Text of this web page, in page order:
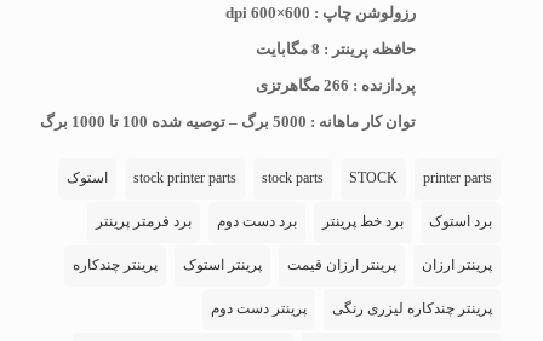
رزولوشن چاپ : 600×600 dpi
حافظه پرینتر : 8 مگابایت
پردازنده : 266 مگاهرتزی
توان کار ماهانه : 5000 برگ – توصیه شده 100 تا 1000 برگ
printer parts
STOCK
stock parts
stock printer parts استوک
برد استوک برد خط پرینتر برد دست دوم برد فرمتر پرینتر
پرینتر ارزان پرینتر ارزان قیمت پرینتر استوک پرینتر چندکاره
پرینتر چندکاره لیزری رنگی پرینتر دست دوم